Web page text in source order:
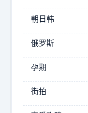
今
天
到
厅
理
，
应
说
朝日韩
俄罗斯
孕期
街拍